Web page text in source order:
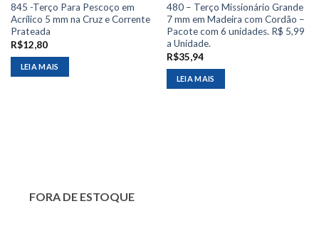
845 -Terço Para Pescoço em
Acrílico 5 mm na Cruz e Corrente
Prateada
R$12,80
LEIA MAIS
480 – Terço Missionário Grande
7 mm em Madeira com Cordão –
Pacote com 6 unidades. R$ 5,99
a Unidade.
R$35,94
LEIA MAIS
FORA DE ESTOQUE